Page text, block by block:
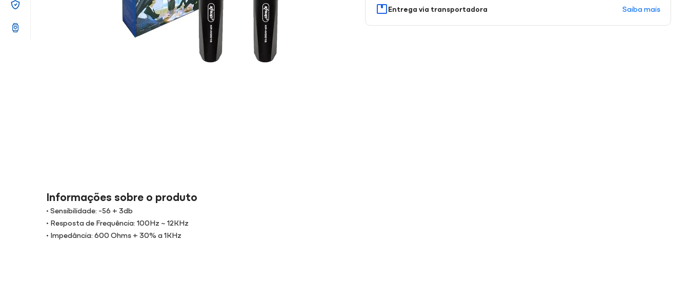
Entrega via transportadora Saiba mais
Informações sobre o produto
• Sensibilidade: -56 + 3db
• Resposta de Frequência: 100Hz ~ 12KHz
• Impedância: 600 Ohms + 30% a 1KHz